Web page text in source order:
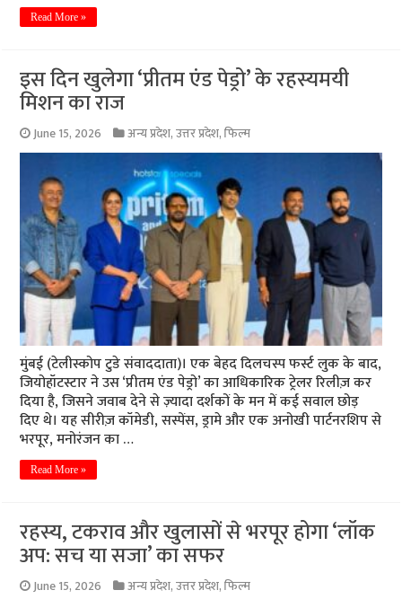
Read More »
इस दिन खुलेगा ‘प्रीतम एंड पेड्रो’ के रहस्यमयी
मिशन का राज
June 15, 2026 अन्य प्रदेश,उत्तर प्रदेश,फिल्म
मुंबई (टेलीस्कोप टुडे संवाददाता)। एक बेहद दिलचस्प फर्स्ट लुक के बाद,
जियोहॉटस्टार ने उस ‘प्रीतम एंड पेड्रो’ का आधिकारिक ट्रेलर रिलीज़ कर
दिया है, जिसने जवाब देने से ज़्यादा दर्शकों के मन में कई सवाल छोड़
दिए थे। यह सीरीज़ कॉमेडी, सस्पेंस, ड्रामे और एक अनोखी पार्टनरशिप से
भरपूर, मनोरंजन का …
Read More »
रहस्य, टकराव और खुलासों से भरपूर होगा ‘लॉक
अप: सच या सजा’ का सफर
June 15, 2026 अन्य प्रदेश,उत्तर प्रदेश,फिल्म